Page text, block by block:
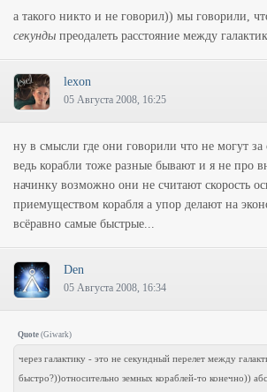
а такого никто и не говорил)) мы говорили,
секунды преодалеть расстояние между
lexon
05 Августа 2008, 16:25
ну в смысли где они говорили что не могут за
ведь корабли тоже разные бывают и я не про
начинку возможно они не считают скорость
приемуществом корабля а упор делают на
всёравно самые быстрые...
Den
05 Августа 2008, 16:34
Quote (Giwark)
через галактику - это не секундный перелет между
быстро?))относительно земных кораблей-то конечно))